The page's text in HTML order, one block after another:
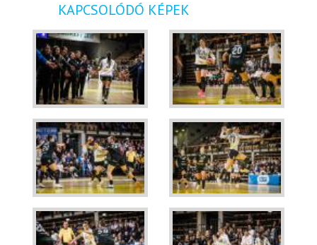
KAPCSOLÓDÓ KÉPEK